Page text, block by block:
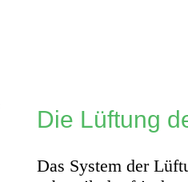
Die Lüftung
Das System der